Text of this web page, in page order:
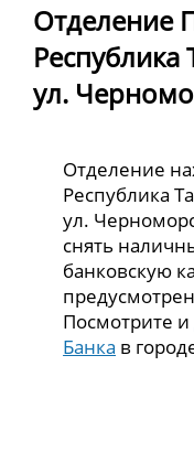
Отделение
Республика
ул.
Отделение
Республика
ул.
снять
банковскую
Посмотрите и
Банка в